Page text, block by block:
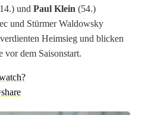
und Paul Klein (54.)
und Stürmer Waldowsky
Heimsieg und blicken
vor dem Saisonstart.